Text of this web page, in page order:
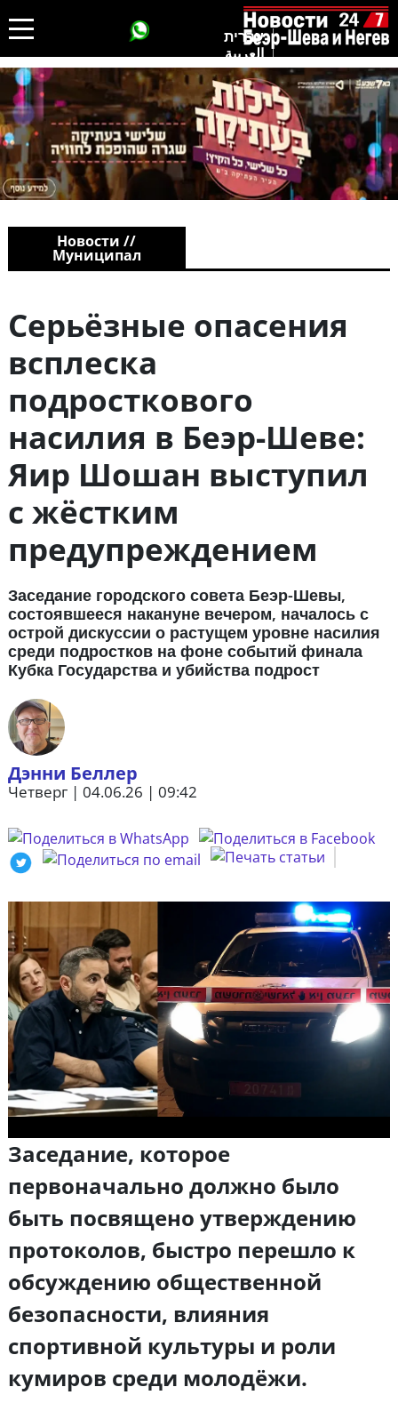
עברית
العربية
Новости //
Муниципал
Серьёзные опасения
всплеска
подросткового
насилия в Беэр-Шеве:
Яир Шошан выступил
с жёстким
предупреждением
Заседание городского совета Беэр-Шевы,
состоявшееся накануне вечером, началось с
острой дискуссии о растущем уровне насилия
среди подростков на фоне событий финала
Кубка Государства и убийства подрост
Дэнни Беллер
Четверг | 04.06.26 | 09:42
Заседание, которое
первоначально должно было
быть посвящено утверждению
протоколов, быстро перешло к
обсуждению общественной
безопасности, влияния
спортивной культуры и роли
кумиров среди молодёжи.